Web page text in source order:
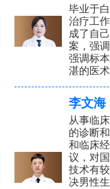
毕业于
治疗工
成了自
案，强
强调标
湛的医
李文海
从事临
的诊断
和临床
议，对
技术有
决男性